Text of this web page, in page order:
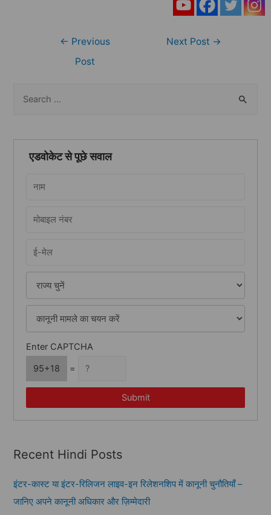
Post
navigation
← Previous
Post
Next Post →
एडवोकेट से पूछे सवाल
Enter CAPTCHA
95+18
=
Submit
Recent Hindi Posts
इंटर-कास्ट या इंटर-रिलिजन लाइव-इन रिलेशनशिप में कानूनी चुनौतियाँ –
जानिए अपने कानूनी अधिकार और ज़िम्मेदारी